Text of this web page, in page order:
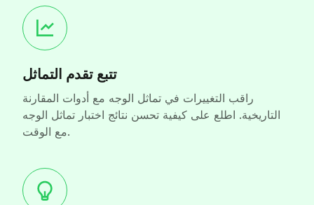
تتبع تقدم التماثل
راقب التغييرات في تماثل الوجه مع أدوات المقارنة
التاريخية. اطلع على كيفية تحسن نتائج اختبار تماثل الوجه
مع الوقت.